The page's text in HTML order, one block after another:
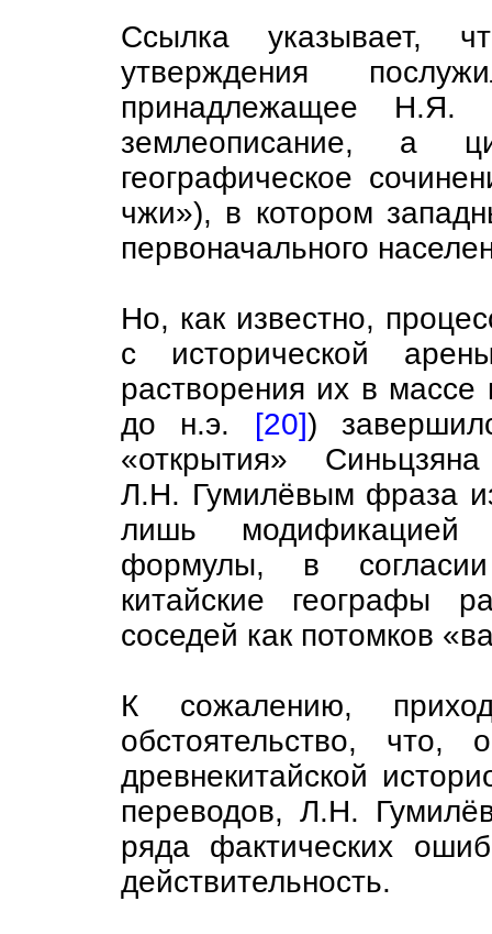
Ссылка указывает,
утверждения
принадлежащее Н.Я.
землеописание, а
географическое
чжи»), в котором
первоначального
Но, как известно,
с исторической
растворения их в массе
до н.э. [20])
«открытия»
Л.Н. Гумилёвым фраза
лишь модификацией
формулы, в
китайские географы
соседей как потомков
К сожалению,
обстоятельство, что,
древнекитайской
переводов, Л.Н.
ряда фактических
действительность.